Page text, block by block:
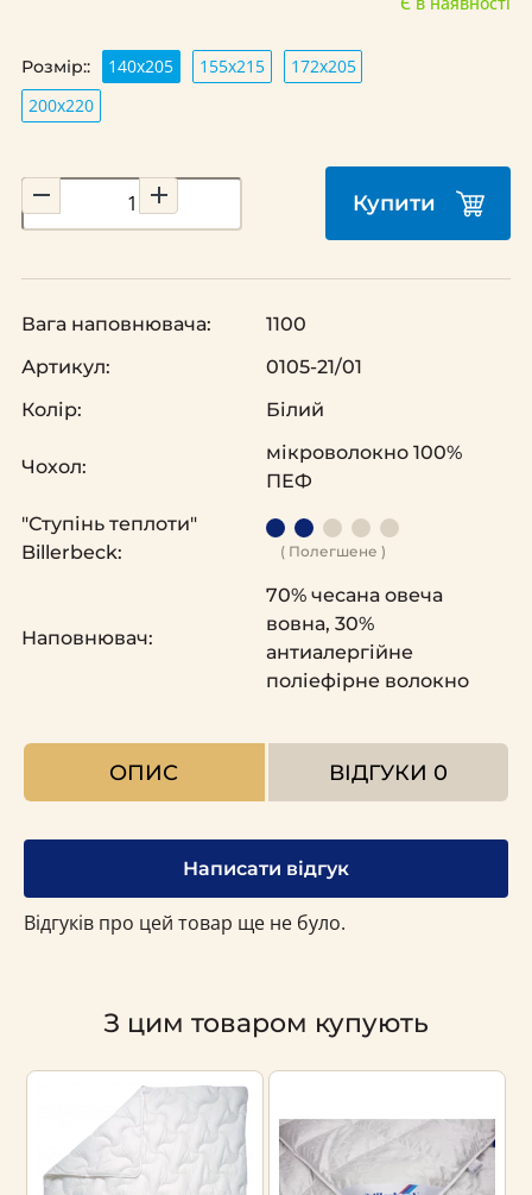
Розмір:: 140х205 155х215
172х205
200х220
Купити
Вага наповнювача:
1100
Артикул:
0105-21/01
Колір:
Білий
Чохол:
мікроволокно 100%
ПЕФ
"Ступінь теплоти"
Billerbeck:
( Полегшене )
Наповнювач:
70% чесана овеча
вовна, 30%
антиалергійне
поліефірне волокно
ОПИС ВІДГУКИ 0
Написати відгук
Відгуків про цей товар ще не було.
З цим товаром купують